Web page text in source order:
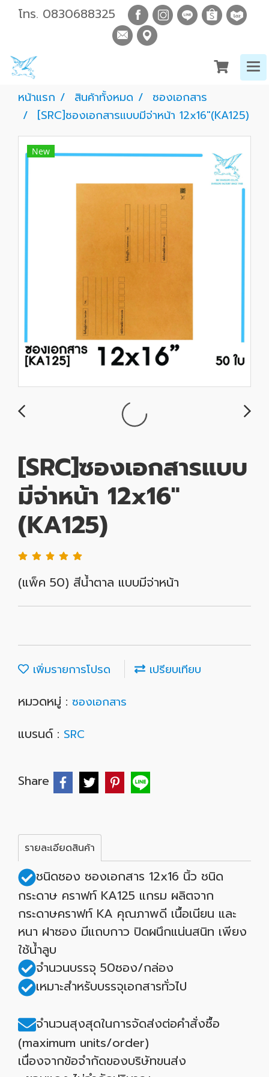
โทร. 0830688325
หน้าแรก สินค้าทั้งหมด
ซองเอกสาร
[SRC]ซองเอกสารแบบมีจ่าหน้า 12x16"(KA125)
New
[SRC]ซองเอกสารแบบ
มีจ่าหน้า 12x16"
(KA125)
(แพ็ค 50) สีน้ำตาล แบบมีจ่าหน้า
เพิ่มรายการโปรด เปรียบเทียบ
หมวดหมู่ : ซองเอกสาร
แบรนด์ : SRC
Share
รายละเอียดสินค้า
ชนิดซอง ซองเอกสาร 12x16 นิ้ว ชนิด
กระดาษ คราฟท์ KA125 แกรม ผลิตจาก
กระดาษคราฟท์ KA คุณภาพดี เนื้อเนียน และ
หนา ฝาซอง มีแถบกาว ปิดผนึกแน่นสนิท เพียง
ใช้น้ำลูบ
จำนวนบรรจุ 50ซอง/กล่อง
เหมาะสำหรับบรรจุเอกสารทั่วไป
จำนวนสุงสุดในการจัดส่งต่อคำสั่งซื้อ
(maximum units/order)
เนื่องจากข้อจำกัดของบริษัทขนส่ง